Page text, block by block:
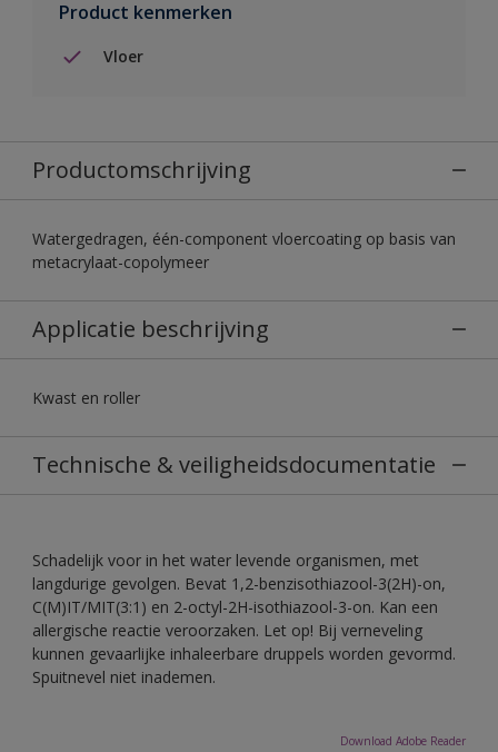
Product kenmerken
Vloer
Productomschrijving
Watergedragen, één-component vloercoating op basis van
metacrylaat-copolymeer
Applicatie beschrijving
Kwast en roller
Technische & veiligheidsdocumentatie
Schadelijk voor in het water levende organismen, met
langdurige gevolgen. Bevat 1,2-benzisothiazool-3(2H)-on,
C(M)IT/MIT(3:1) en 2-octyl-2H-isothiazool-3-on. Kan een
allergische reactie veroorzaken. Let op! Bij verneveling
kunnen gevaarlijke inhaleerbare druppels worden gevormd.
Spuitnevel niet inademen.
Download Adobe Reader